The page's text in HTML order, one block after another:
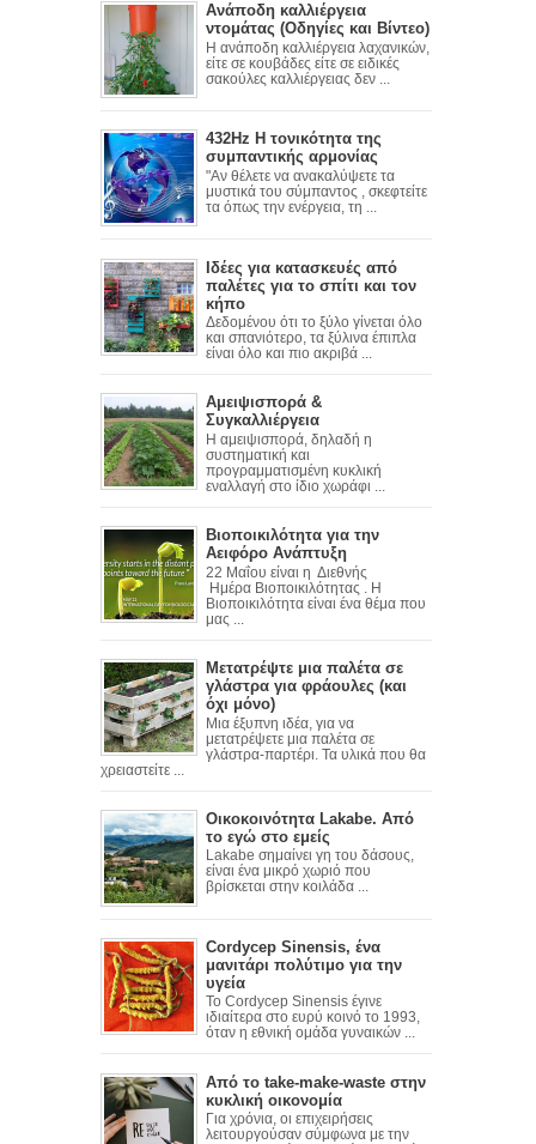
Ανάποδη καλλιέργεια
ντομάτας (Οδηγίες και Βίντεο)
Η ανάποδη καλλιέργεια λαχανικών,
είτε σε κουβάδες είτε σε ειδικές
σακούλες καλλιέργειας δεν ...
432Hz Η τονικότητα της
συμπαντικής αρμονίας
"Αν θέλετε να ανακαλύψετε τα
μυστικά του σύμπαντος , σκεφτείτε
τα όπως την ενέργεια, τη ...
Ιδέες για κατασκευές από
παλέτες για το σπίτι και τον
κήπο
Δεδομένου ότι το ξύλο γίνεται όλο
και σπανιότερο, τα ξύλινα έπιπλα
είναι όλο και πιο ακριβά ...
Αμειψισπορά &
Συγκαλλιέργεια
Η αμειψισπορά, δηλαδή η
συστηματική και
προγραμματισμένη κυκλική
εναλλαγή στο ίδιο χωράφι ...
Βιοποικιλότητα για την
Αειφόρο Ανάπτυξη
22 Μαΐου είναι η Διεθνής
Ημέρα Βιοποικιλότητας . Η
Βιοποικιλότητα είναι ένα θέμα που
μας ...
Μετατρέψτε μια παλέτα σε
γλάστρα για φράουλες (και
όχι μόνο)
Mια έξυπνη ιδέα, για να
μετατρέψετε μια παλέτα σε
γλάστρα-παρτέρι. Τα υλικά που θα
χρειαστείτε ...
Οικοκοινότητα Lakabe. Από
το εγώ στο εμείς
Lakabe σημαίνει γη του δάσους,
είναι ένα μικρό χωριό που
βρίσκεται στην κοιλάδα ...
Cordycep Sinensis, ένα
μανιτάρι πολύτιμο για την
υγεία
Το Cordycep Sinensis έγινε
ιδιαίτερα στο ευρύ κοινό το 1993,
όταν η εθνική ομάδα γυναικών ...
Από το take-make-waste στην
κυκλική οικονομία
Για χρόνια, οι επιχειρήσεις
λειτουργούσαν σύμφωνα με την